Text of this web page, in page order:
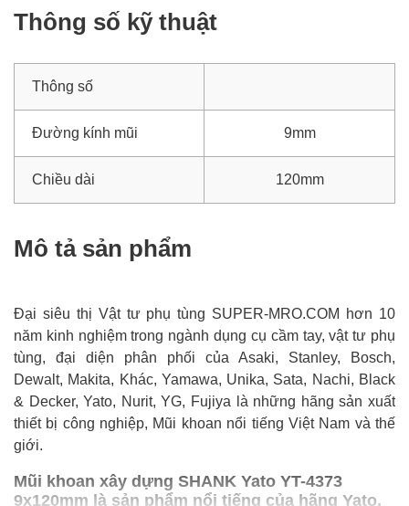
Thông số kỹ thuật
Thông số
Đường kính mũi 9mm
Chiều dài 120mm
Mô tả sản phẩm
Đại siêu thị Vật tư phụ tùng SUPER-MRO.COM hơn 10
năm kinh nghiệm trong ngành dụng cụ cầm tay, vật tư phụ
tùng, đại diện phân phối của Asaki, Stanley, Bosch,
Dewalt, Makita, Khác, Yamawa, Unika, Sata, Nachi, Black
& Decker, Yato, Nurit, YG, Fujiya là những hãng sản xuất
thiết bị công nghiệp, Mũi khoan nổi tiếng Việt Nam và thế
giới.
Mũi khoan xây dựng SHANK Yato YT-4373
9x120mm là sản phẩm nổi tiếng của hãng Yato,